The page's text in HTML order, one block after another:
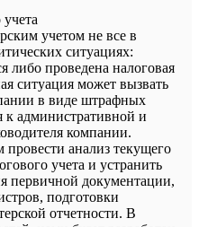
учетом не все в
ситуациях:
либо проведена налоговая
ситуация может вызвать
в виде штрафных
к административной и
компании.
анализ текущего
учета и устранить
первичной документации,
подготовки
отчетности. В